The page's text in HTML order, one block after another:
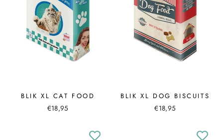
BLIK XL CAT FOOD
€18,95
BLIK XL DOG BISCUITS
€18,95